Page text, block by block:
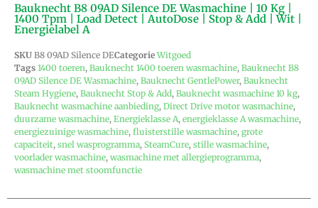
Bauknecht B8 09AD Silence DE Wasmachine | 10 Kg |
1400 Tpm | Load Detect | AutoDose | Stop & Add | Wit |
Energielabel A
SKU B8 09AD Silence DECategorie Witgoed
Tags 1400 toeren, Bauknecht 1400 toeren wasmachine, Bauknecht B8
09AD Silence DE Wasmachine, Bauknecht GentlePower, Bauknecht
Steam Hygiene, Bauknecht Stop & Add, Bauknecht wasmachine 10 kg,
Bauknecht wasmachine aanbieding, Direct Drive motor wasmachine,
duurzame wasmachine, Energieklasse A, energieklasse A wasmachine,
energiezuinige wasmachine, fluisterstille wasmachine, grote
capaciteit, snel wasprogramma, SteamCure, stille wasmachine,
voorlader wasmachine, wasmachine met allergieprogramma,
wasmachine met stoomfunctie